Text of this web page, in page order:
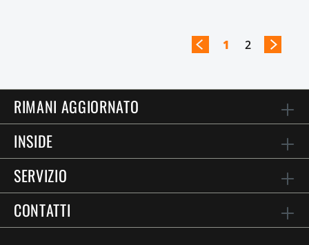
1 2
RIMANI AGGIORNATO
INSIDE
SERVIZIO
CONTATTI